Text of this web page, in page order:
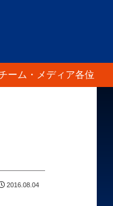
ーム・メディア各位
2016.08.04